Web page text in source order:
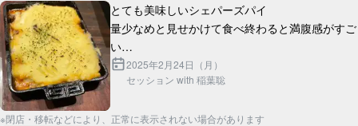
とても美味しいシェパーズパイ
量少なめと見せかけて食べ終わると満腹感がすご
い
芋とラム肉の間の層にチーズがたっぷり入ってて
2025年2月24日（月）
セッション with 稲葉聡
※閉店・移転などにより、正常に表示されない場合があります